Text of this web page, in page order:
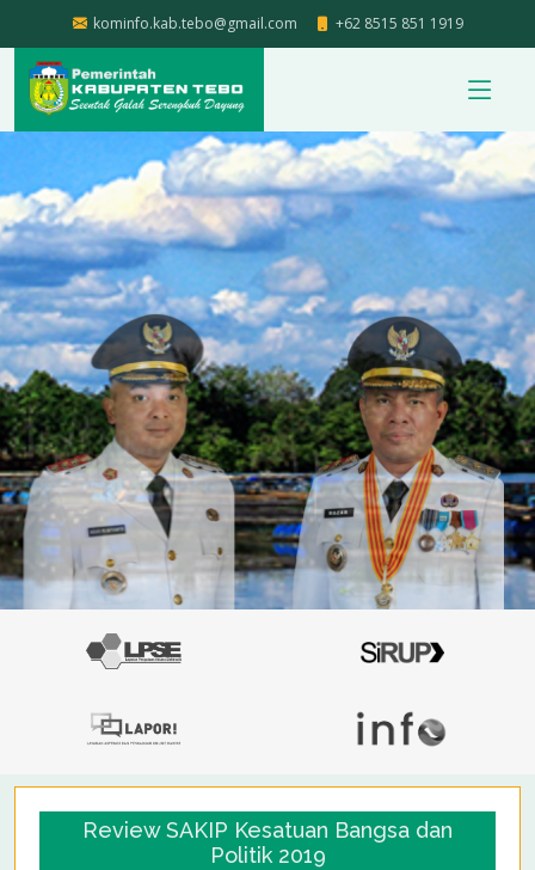
kominfo.kab.tebo@gmail.com +62 8515 851 1919
Review SAKIP Kesatuan Bangsa dan
Politik 2019